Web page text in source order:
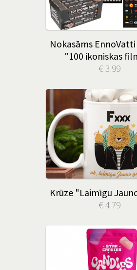
Nokasāms
"100 ikoniskas
€ 3.99
Krūze "Laimīgu
€ 4.79